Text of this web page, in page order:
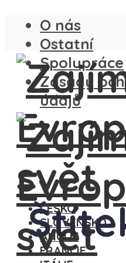
O nás
Ostatní
Spolupráce
Zásady
údajů
ČESKO
SLOVENSKO
ANGLIE
FRANCIE